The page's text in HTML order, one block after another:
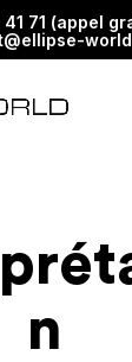
71 (appel
n